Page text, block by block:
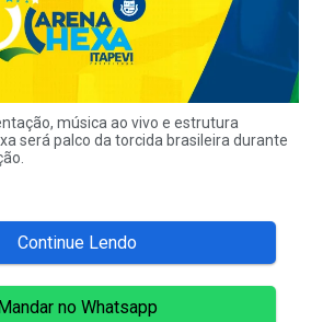
música ao vivo e estrutura
será palco da torcida brasileira durante
Continue Lendo
no Whatsapp